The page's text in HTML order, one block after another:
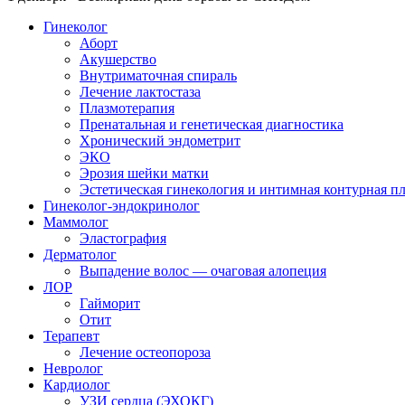
Гинеколог
Аборт
Акушерство
Внутриматочная спираль
Лечение лактостаза
Плазмотерапия
Пренатальная и генетическая диагностика
Хронический эндометрит
ЭКО
Эрозия шейки матки
Эстетическая гинекология и интимная контурная
Гинеколог-эндокринолог
Маммолог
Эластография
Дерматолог
Выпадение волос — очаговая алопеция
ЛОР
Гайморит
Отит
Терапевт
Лечение остеопороза
Невролог
Кардиолог
УЗИ сердца (ЭХОКГ)